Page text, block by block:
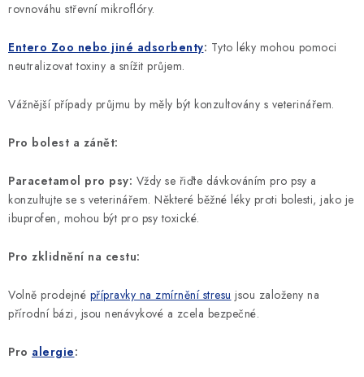
rovnováhu střevní mikroflóry.
Entero Zoo nebo jiné adsorbenty: Tyto léky mohou pomoci
neutralizovat toxiny a snížit průjem.
Vážnější případy průjmu by měly být konzultovány s veterinářem.
Pro bolest a zánět:
Paracetamol pro psy: Vždy se řiďte dávkováním pro psy a
konzultujte se s veterinářem. Některé běžné léky proti bolesti, jako je
ibuprofen, mohou být pro psy toxické.
Pro zklidnění na cestu:
Volně prodejné přípravky na zmírnění stresu jsou založeny na
přírodní bázi, jsou nenávykové a zcela bezpečné.
Pro alergie: